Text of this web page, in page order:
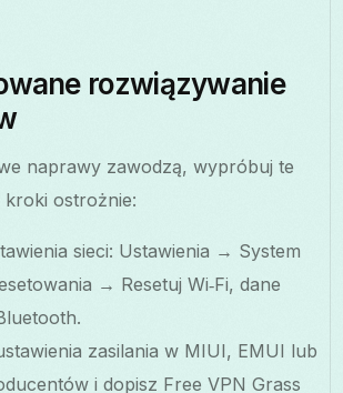
rozwiązywanie
naprawy zawodzą, wypróbuj te
kroki ostrożnie:
sieci: Ustawienia → System
→ Resetuj Wi‑Fi, dane
zasilania w MIUI, EMUI lub
i dopisz Free VPN Grass